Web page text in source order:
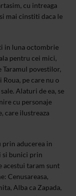
cu intreaga
mai cinstiti daca le
in luna octombrie
pentru cei mici,
Taramul povestilor,
pe care nu o
Alaturi de ea, se
cu personaje
care ilustreaza
prin aducerea in
si bunici prin
taram sunt
Cenusareasa,
Alba ca Zapada,